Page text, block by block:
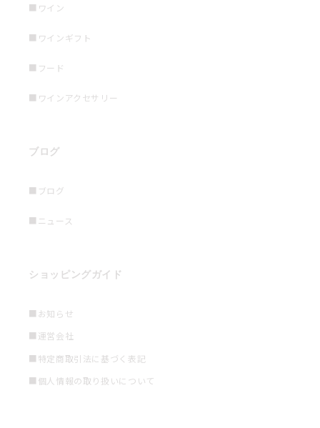
■ワイン
■ワインギフト
■フード
■ワインアクセサリー
ブログ
■ブログ
■ニュース
ショッピングガイド
■お知らせ
■運営会社
■特定商取引法に基づく表記
■個人情報の取り扱いについて